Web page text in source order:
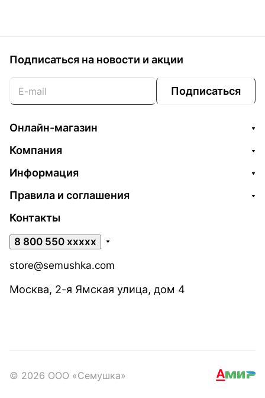
Подписаться на новости и акции
Подписаться
Онлайн-магазин
Компания
Информация
Правила и соглашения
Контакты
8 800 550 xxxxx
store@semushka.com
Москва, 2-я Ямская улица, дом 4
© 2026 ООО «Семушка»